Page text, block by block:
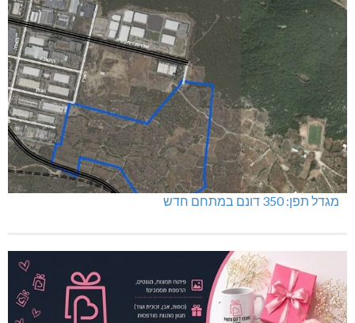
מגדל תפן: 350 דונם במתחם חדש